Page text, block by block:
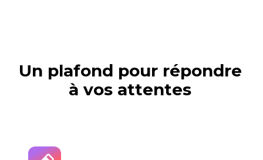
Un plafond pour répondre
à vos attentes